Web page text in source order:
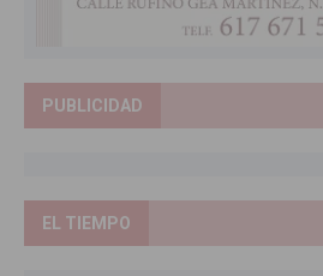
PUBLICIDAD
EL TIEMPO